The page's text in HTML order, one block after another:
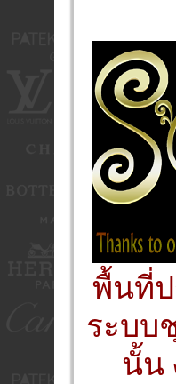
พื้นที่
ระบบ
นั้น